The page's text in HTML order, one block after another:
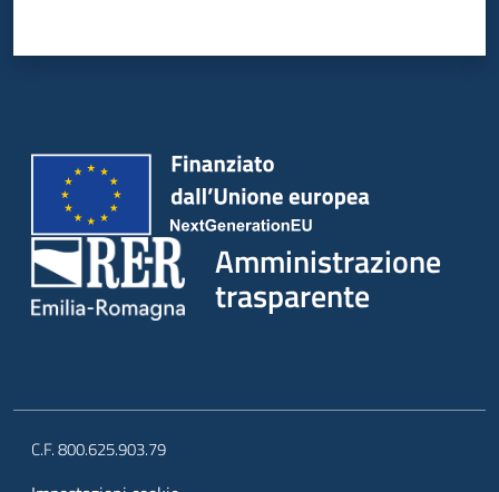
Amministrazione
trasparente
C.F. 800.625.903.79